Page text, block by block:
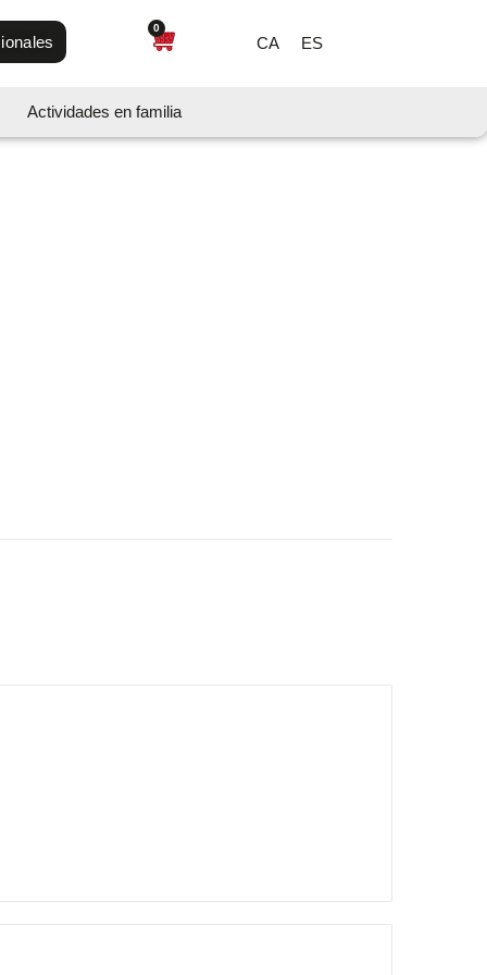
0
CA ES
Actividades en familia